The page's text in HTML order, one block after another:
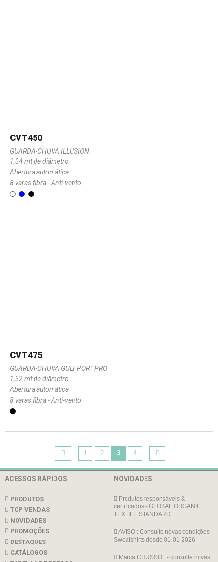
CVT450
GUARDA-CHUVA ILLUSION
1,34 mt de diâmetro
Abertura automática
8 varas fibra - Anti-vento
CVT475
GUARDA-CHUVA GULFPORT PRO
1,32 mt de diâmetro
Abertura automática
8 varas fibra - Anti-vento
1 2 3 4
ACESSOS RÁPIDOS
PRODUTOS
TOP VENDAS
NOVIDADES
PROMOÇÕES
DESTAQUES
CATÁLOGOS
NOVIDADES
Produtos responsáveis &
certificados - GLOBAL ORGANIC
TEXTILE STANDARD
AVISO : Consulte novas condições
Sweatshirts desde 01-01-2026
Marca CHUSSOL - consulte novas